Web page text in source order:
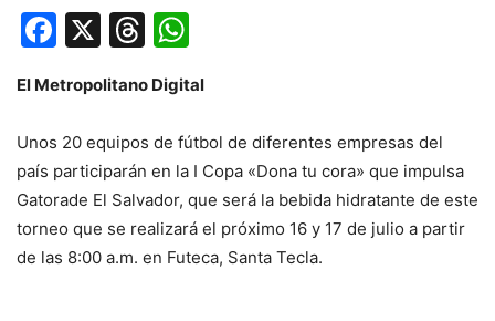
Facebook
X Threads
El Metropolitano Digital
Unos 20 equipos de fútbol de diferentes empresas del
país participarán en la I Copa «Dona tu cora» que impulsa
Gatorade El Salvador, que será la bebida hidratante de este
torneo que se realizará el próximo 16 y 17 de julio a partir
de las 8:00 a.m. en Futeca, Santa Tecla.